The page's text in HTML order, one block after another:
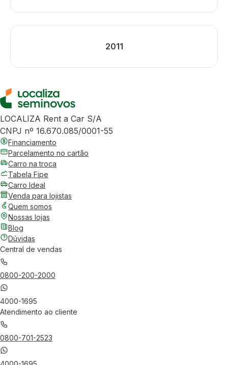
2011
LOCALIZA Rent a Car S/A
CNPJ nº 16.670.085/0001-55
Financiamento
Parcelamento no cartão
Carro na troca
Tabela Fipe
Carro Ideal
Venda para lojistas
Quem somos
Nossas lojas
Blog
Dúvidas
Central de vendas
0800-200-2000
4000-1695
Atendimento ao cliente
0800-701-2523